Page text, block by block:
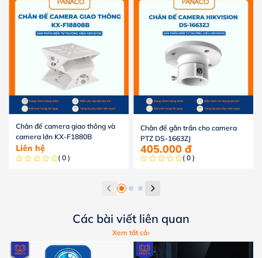
Chân đế camera giao thông và
camera lớn KX-F1880B
Liên hệ
( 0 )
Chân đế gắn trần cho camera
PTZ DS-1663ZJ
405.000 đ
( 0 )
Các bài viết liên quan
Xem tất cả